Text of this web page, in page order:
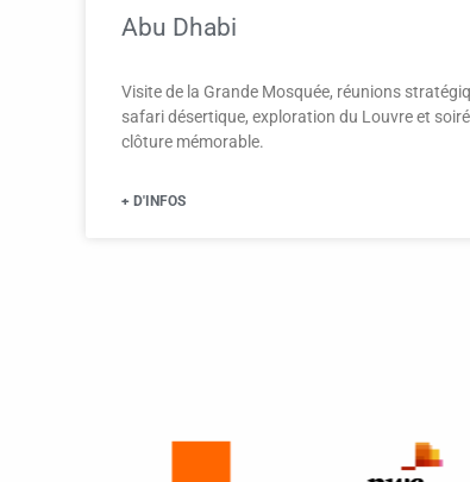
Abu Dhabi
Visite de la Grande Mosquée, réunions
safari désertique, exploration du Louvre et
clôture mémorable.
+ D'INFOS